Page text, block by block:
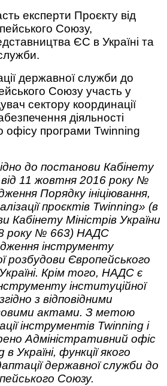
експерти Проєкту від
Союзу,
ЄС в Україні та
державної служби до
Союзу участь у
сектору координації
діяльності
офісу програми Twinning
до постанови Кабінету
від 11 жовтня 2016 року №
Порядку ініціювання,
проєктів Twinning» (в
Кабінету Міністрів України
року № 663) НАДС
інструменту
розбудови Європейського
Крім того, НАДС є
інституційної
з відповідними
актами. З метою
інструментів Twinning і
Адміністративний офіс
Україні, функції якого
державної служби до
Союзу.